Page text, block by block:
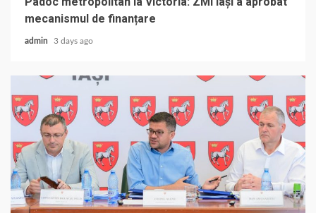
mecanismul de finanțare
admin 3 days ago